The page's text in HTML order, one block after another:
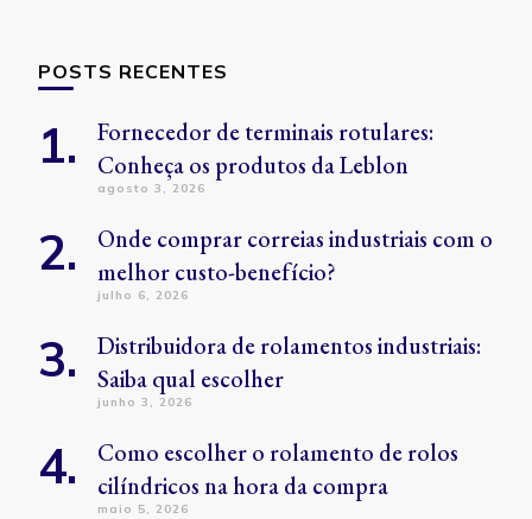
POSTS RECENTES
Fornecedor de terminais rotulares:
Conheça os produtos da Leblon
agosto 3, 2026
Onde comprar correias industriais com o
melhor custo-benefício?
julho 6, 2026
Distribuidora de rolamentos industriais:
Saiba qual escolher
junho 3, 2026
Como escolher o rolamento de rolos
cilíndricos na hora da compra
maio 5, 2026